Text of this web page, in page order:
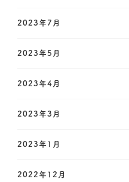
2023年7月
2023年5月
2023年4月
2023年3月
2023年1月
2022年12月